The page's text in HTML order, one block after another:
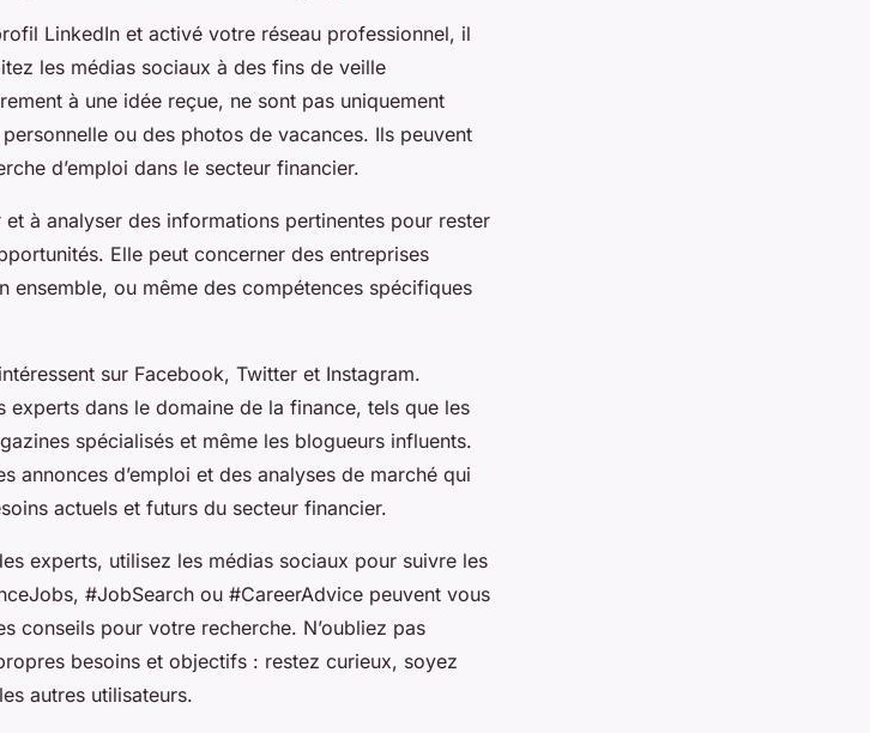
LinkedIn et activé votre réseau professionnel, il
les médias sociaux à des fins de veille
à une idée reçue, ne sont pas uniquement
ou des photos de vacances. Ils peuvent
d’emploi dans le secteur financier.
à analyser des informations pertinentes pour rester
Elle peut concerner des entreprises
ensemble, ou même des compétences spécifiques
sur Facebook, Twitter et Instagram.
dans le domaine de la finance, tels que les
spécialisés et même les blogueurs influents.
annonces d’emploi et des analyses de marché qui
actuels et futurs du secteur financier.
experts, utilisez les médias sociaux pour suivre les
#JobSearch ou #CareerAdvice peuvent vous
conseils pour votre recherche. N’oubliez pas
besoins et objectifs : restez curieux, soyez
autres utilisateurs.